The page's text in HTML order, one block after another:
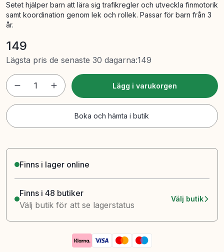
Setet hjälper barn att lära sig trafikregler och utveckla finmotorik
samt koordination genom lek och rollek. Passar för barn från 3
år.
149
Lägsta pris de senaste 30 dagarna:149
1 Lägg i varukorgen
Boka och hämta i butik
Finns i lager online
Finns i 48 butiker
Välj butik för att se lagerstatus
Välj butik